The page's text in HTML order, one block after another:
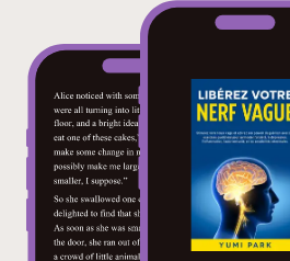
PAGE ET CHANGEZ VOTRE VIE